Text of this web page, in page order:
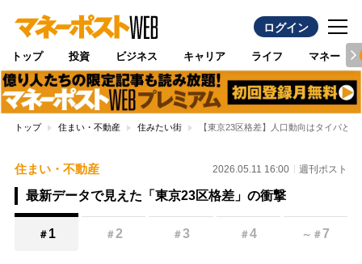
ログイン
トップ 投資 ビジネス キャリア ライフ マネー
トップ 住まい・不動産 住みたい街 【東京23区格差】人口動向はタイパと
住まい・不動産 2026.05.11 16:00 週刊ポスト
最新データで見えた「東京23区格差」の衝撃
＃ 1 ＃2 ＃3 ＃4 ～ ＃7